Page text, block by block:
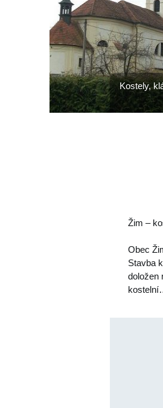
Žim –
Obec
Stavba
doložen
Kostely,